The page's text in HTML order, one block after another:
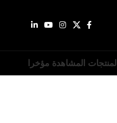
المنتجات المشاهدة مؤخرا